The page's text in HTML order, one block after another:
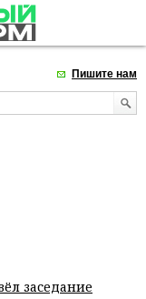
Пишите нам
заседание